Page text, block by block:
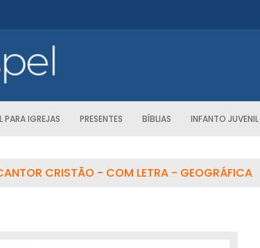
PARA IGREJAS PRESENTES BÍBLIAS INFANTO JUVENIL
CRISTÃO - COM LETRA - GEOGRÁFICA